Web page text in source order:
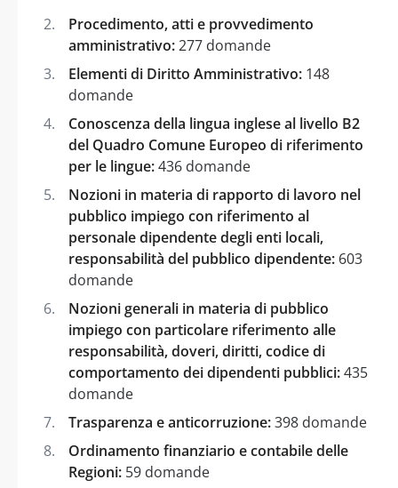
Procedimento, atti e provvedimento
amministrativo:277 domande
Elementi di Diritto Amministrativo: 148
domande
Conoscenza della lingua inglese al livello B2
del Quadro Comune Europeo di riferimento
per le lingue:436 domande
Nozioni in materia di rapporto di lavoro nel
pubblico impiego con riferimento al
personale dipendente degli enti locali,
responsabilità del pubblico dipendente: 603
domande
Nozioni generali in materia di pubblico
impiego con particolare riferimento alle
responsabilità, doveri, diritti, codice di
comportamento dei dipendenti pubblici:435
domande
Trasparenza e anticorruzione:398 domande
Ordinamento finanziario e contabile delle
Regioni: 59 domande